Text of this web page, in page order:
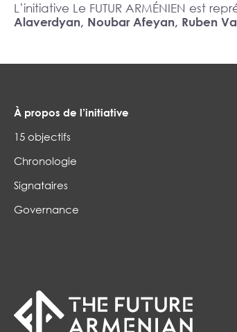
L’initiative Le FUTUR ARMÉNIEN est
Alaverdyan, Noubar Afeyan, Ruben
À propos de l’initiative
15 objectifs
Chronologie
Signataires
Governance